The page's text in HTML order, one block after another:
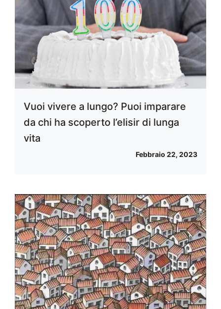
Vuoi vivere a lungo? Puoi imparare
da chi ha scoperto l’elisir di lunga
vita
Febbraio 22, 2023